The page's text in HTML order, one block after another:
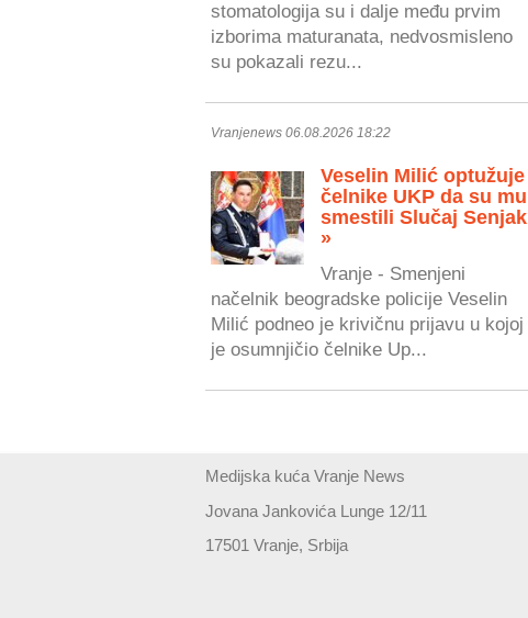
stomatologija su i dalje među prvim
izborima maturanata, nedvosmisleno
su pokazali rezu...
Vranjenews 06.08.2026 18:22
Veselin Milić optužuje
čelnike UKP da su mu
smestili Slučaj Senjak
»
Vranje - Smenjeni
načelnik beogradske policije Veselin
Milić podneo je krivičnu prijavu u kojoj
je osumnjičio čelnike Up...
Medijska kuća Vranje News
Jovana Jankovića Lunge 12/11
17501 Vranje, Srbija